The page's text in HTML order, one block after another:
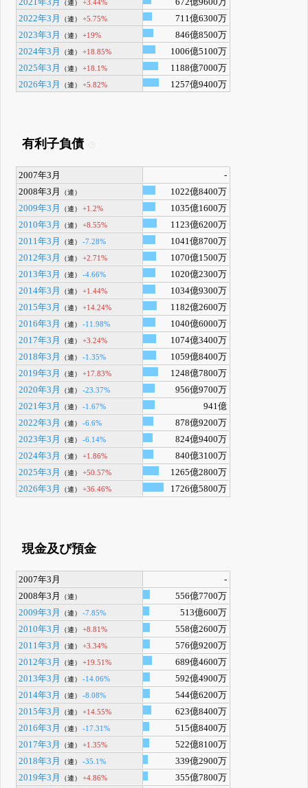
（連） +3.44%
2022年3月
（連） +5.75%
711億6300万
2023年3月
（連） +19%
846億8500万
2024年3月
（連） +18.85%
1006億5100万
2025年3月
（連） +18.1%
1188億7000万
2026年3月
（連） +5.82% 1257億9400万
有利子負債
2007年3月
-
2008年3月
（連）
1022億8400万
2009年3月
（連） +1.2%
1035億1600万
2010年3月
（連） +8.55%
1123億6200万
2011年3月
（連） -7.28%
1041億8700万
2012年3月
（連） +2.71%
1070億1500万
2013年3月
（連） -4.66%
1020億2300万
2014年3月
（連） +1.44%
1034億9300万
2015年3月
（連） +14.24%
1182億2600万
2016年3月
（連） -11.98%
1040億6000万
2017年3月
（連） +3.24%
1074億3400万
2018年3月
（連） -1.35%
1059億8400万
2019年3月
（連） +17.83%
1248億7800万
2020年3月
（連） -23.37%
956億9700万
2021年3月
（連） -1.67%
941億
2022年3月
（連） -6.6%
878億9200万
2023年3月
（連） -6.14%
824億9400万
2024年3月
（連） +1.86%
840億3100万
2025年3月
（連） +50.57%
1265億2800万
2026年3月
（連） +36.46% 1726億5800万
現金及び預金
2007年3月
-
2008年3月
（連）
556億7700万
2009年3月
（連） -7.85%
513億600万
2010年3月
（連） +8.81%
558億2600万
2011年3月
（連） +3.34%
576億9200万
2012年3月
（連） +19.51%
689億4600万
2013年3月
（連） -14.06%
592億4900万
2014年3月
（連） -8.08%
544億6200万
2015年3月
（連） +14.55%
623億8400万
2016年3月
（連） -17.31%
515億8400万
2017年3月
（連） +1.35%
522億8100万
2018年3月
（連） -35.1%
339億2900万
2019年3月
（連） +4.86%
355億7800万